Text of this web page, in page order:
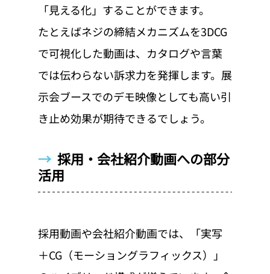
「見える化」することができます。
たとえばネジの締結メカニズムを3DCG
で可視化した動画は、カタログや言葉
では伝わらない訴求力を発揮します。展
示会ブースでのデモ映像としても高い引
き止め効果が期待できるでしょう。
→ 採用・会社紹介動画への部分
活用
採用動画や会社紹介動画では、「実写
＋CG（モーショングラフィックス）」